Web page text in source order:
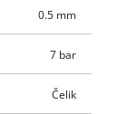
0.5 mm
7 bar
Čelik